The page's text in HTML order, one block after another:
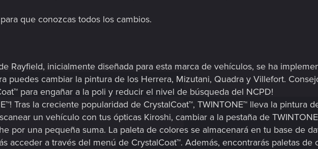
que conozcas todos los cambios.
Rayfield, inicialmente diseñada para esta marca de vehículos, se ha
puedes cambiar la pintura de los Herrera, Mizutani, Quadra y Villefort.
para engañar a la poli y reducir el nivel de búsqueda del NCPD!
Tras la creciente popularidad de CrystalCoat™, TWINTONE™ lleva la pintura
un vehículo con tus ópticas Kiroshi, cambiar a la pestaña de
por una pequeña suma. La paleta de colores se almacenará en tu base de
acceder a través del menú de CrystalCoat™. Además, encontrarás paletas de